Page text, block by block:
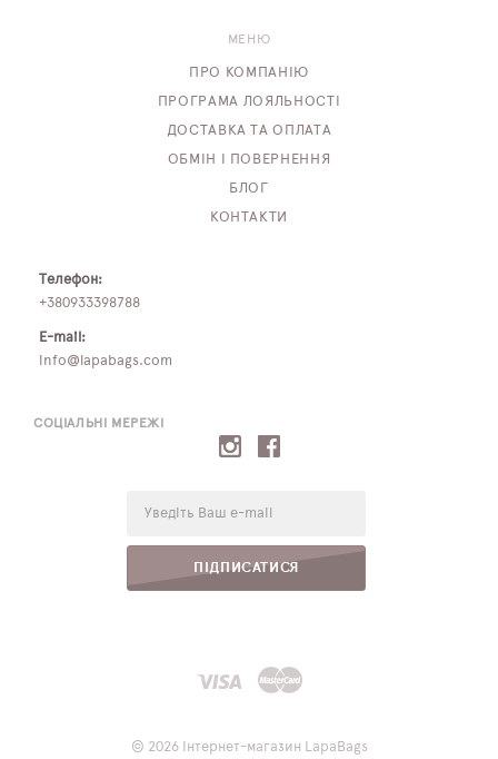
СОЦІАЛЬНІ МЕРЕЖІ
ПІДПИСАТИСЯ
МЕНЮ
ПРО КОМПАНІЮ
ПРОГРАМА ЛОЯЛЬНОСТІ
ДОСТАВКА ТА ОПЛАТА
ОБМІН І ПОВЕРНЕННЯ
БЛОГ
КОНТАКТИ
Телефон:
+380933398788
E-mail:
info@lapabags.com
© 2026 Інтернет-магазин LapaBags